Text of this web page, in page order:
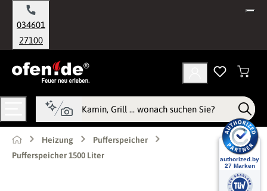
springen
034601
27100
Heizung
Pufferspeicher
Pufferspeicher 1500 Liter